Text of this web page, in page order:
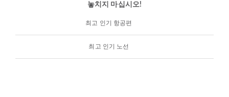
놓치지 마십시오!
최고 인기 항공편
최고 인기 노선